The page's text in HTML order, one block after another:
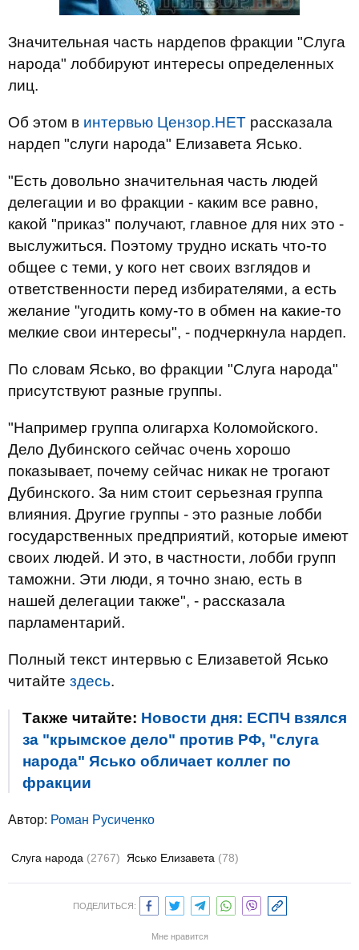
Значительная часть нардепов фракции "Слуга
народа" лоббируют интересы определенных
лиц.
Об этом в интервью Цензор.НЕТ рассказала
нардеп "слуги народа" Елизавета Ясько.
"Есть довольно значительная часть людей
делегации и во фракции - каким все равно,
какой "приказ" получают, главное для них это -
выслужиться. Поэтому трудно искать что-то
общее с теми, у кого нет своих взглядов и
ответственности перед избирателями, а есть
желание "угодить кому-то в обмен на какие-то
мелкие свои интересы", - подчеркнула нардеп.
По словам Ясько, во фракции "Слуга народа"
присутствуют разные группы.
"Например группа олигарха Коломойского.
Дело Дубинского сейчас очень хорошо
показывает, почему сейчас никак не трогают
Дубинского. За ним стоит серьезная группа
влияния. Другие группы - это разные лобби
государственных предприятий, которые имеют
своих людей. И это, в частности, лобби групп
таможни. Эти люди, я точно знаю, есть в
нашей делегации также", - рассказала
парламентарий.
Полный текст интервью с Елизаветой Ясько
читайте здесь.
Также читайте: Новости дня: ЕСПЧ взялся
за "крымское дело" против РФ, "слуга
народа" Ясько обличает коллег по
фракции
Автор: Роман Русиченко
Слуга народа (2767) Ясько Елизавета (78)
ПОДЕЛИТЬСЯ:
Мне нравится